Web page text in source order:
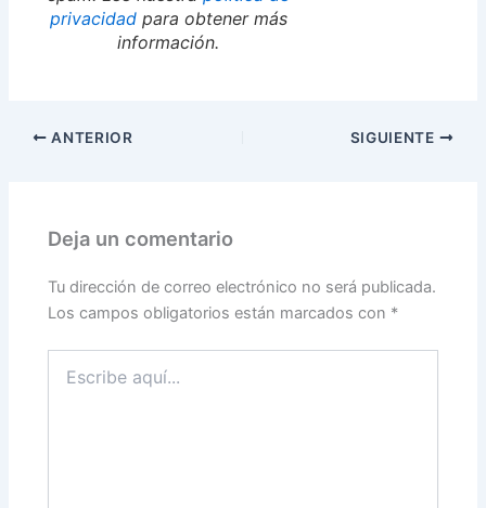
privacidadpara obtener más
información.
ANTERIOR SIGUIENTE
Deja un comentario
Tu dirección de correo electrónico no será publicada.
Los campos obligatorios están marcados con *
aquí...